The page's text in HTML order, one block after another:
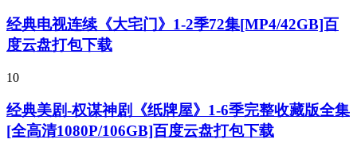
经典电视连续《大宅门》1-2季72集[MP4/42GB]百
度云盘打包下载
10
经典美剧-权谋神剧《纸牌屋》1-6季完整收藏版全集
[全高清1080P/106GB]百度云盘打包下载